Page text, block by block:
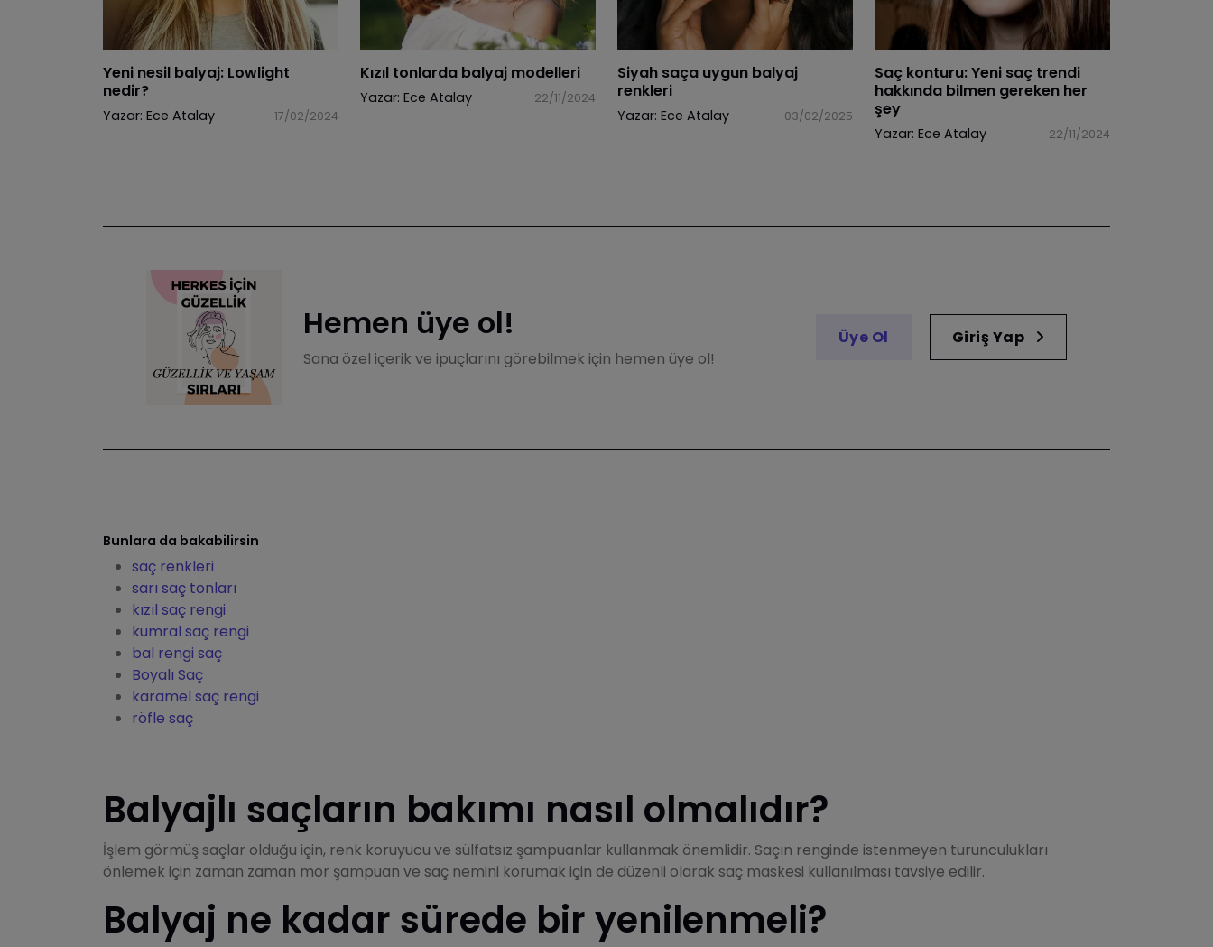
Yeni nesil balyaj: Lowlight
nedir?
Yazar: Ece Atalay 17/02/2024
Kızıl tonlarda balyaj modelleri
Yazar: Ece Atalay 22/11/2024
Siyah saça uygun balyaj
renkleri
Yazar: Ece Atalay 03/02/2025
Saç konturu: Yeni saç trendi
hakkında bilmen gereken her
şey
Yazar: Ece Atalay 22/11/2024
Hemen üye ol!
Sana özel içerik ve ipuçlarını görebilmek için hemen üye ol!
Üye Ol Giriş Yap
Bunlara da bakabilirsin
saç renkleri
sarı saç tonları
kızıl saç rengi
kumral saç rengi
bal rengi saç
Boyalı Saç
karamel saç rengi
röfle saç
Balyajlı saçların bakımı nasıl olmalıdır?
İşlem görmüş saçlar olduğu için, renk koruyucu ve sülfatsız şampuanlar kullanmak önemlidir. Saçın renginde istenmeyen turunculukları
önlemek için zaman zaman mor şampuan ve saç nemini korumak için de düzenli olarak saç maskesi kullanılması tavsiye edilir.
Balyaj ne kadar sürede bir yenilenmeli?